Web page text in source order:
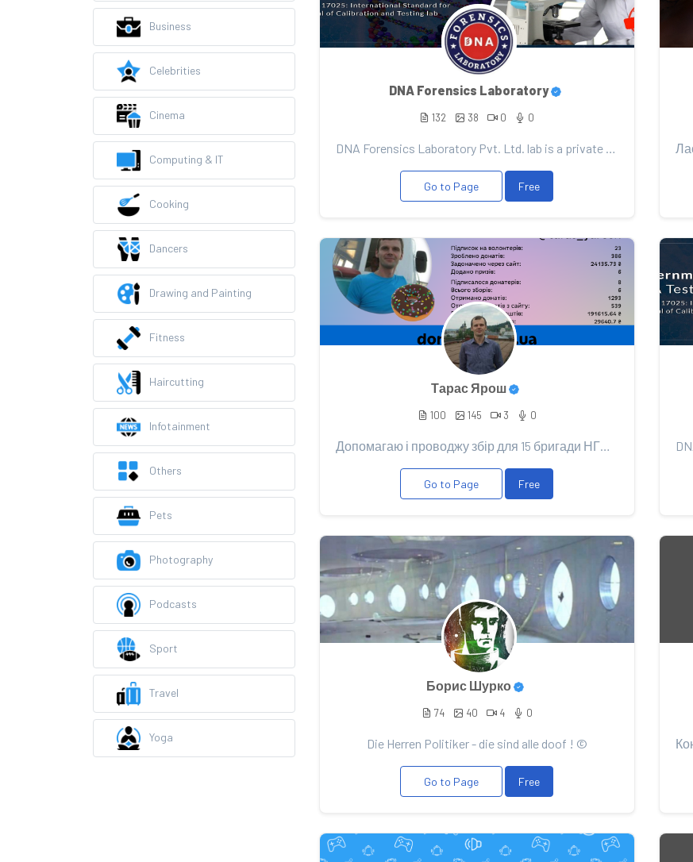
Business
Celebrities
Cinema
Computing & IT
Cooking
Dancers
Drawing and Painting
Fitness
Haircutting
Infotainment
Others
Pets
Photography
Podcasts
Sport
Travel
Yoga
DNA Forensics Laboratory
132 38 0 0
DNA Forensics Laboratory Pvt. Ltd. lab is a private DNA testing company in Delhi that specializes in...
Go to Page Free
Тарас Ярош
100 145 3 0
Допомагаю і проводжу збір для 15 бригади НГУ "Кара-Даг" , 1 БОП PayPal t.yarosch@gmail.com Приват...
Go to Page Free
Борис Шурко
74 40 4 0
Die Herren Politiker - die sind alle doof ! ©
Go to Page Free